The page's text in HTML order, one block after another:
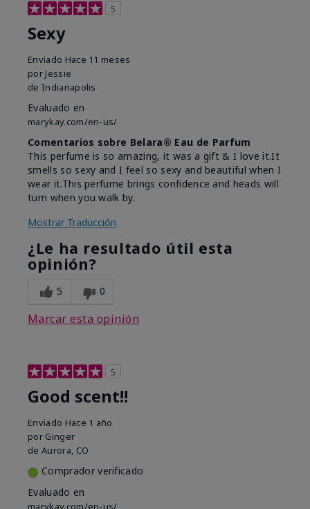
5
Sexy
Enviado Hace 11 meses
por Jessie
de Indianapolis
Evaluado en
marykay.com/en-us/
Comentarios sobre Belara® Eau de Parfum
This perfume is so amazing, it was a gift & I love it.It
smells so sexy and I feel so sexy and beautiful when I
wear it.This perfume brings confidence and heads will
turn when you walk by.
Mostrar Traducción
¿Le ha resultado útil esta
opinión?
5 0
Marcar esta opinión
5
Good scent!!
Enviado Hace 1 año
por Ginger
de Aurora, CO
Comprador verificado
Evaluado en
marykay.com/en-us/